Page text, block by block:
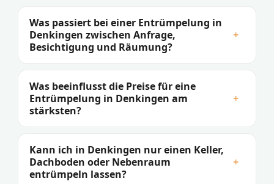
Was passiert bei einer Entrümpelung in
Denkingen zwischen Anfrage,
Besichtigung und Räumung?
+
Was beeinflusst die Preise für eine
Entrümpelung in Denkingen am
stärksten?
+
Kann ich in Denkingen nur einen Keller,
Dachboden oder Nebenraum
entrümpeln lassen?
+